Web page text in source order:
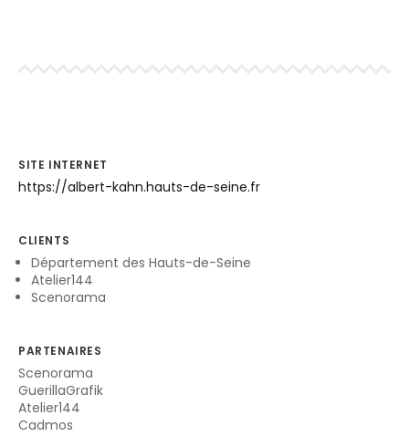
SITE INTERNET
https://albert-kahn.hauts-de-seine.fr
CLIENTS
Département des Hauts-de-Seine
Atelier144
Scenorama
PARTENAIRES
Scenorama
GuerillaGrafik
Atelier144
Cadmos